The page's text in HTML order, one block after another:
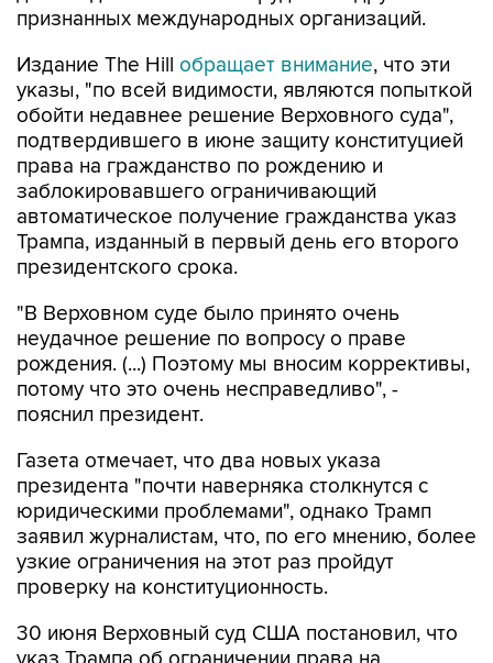
Издание The Hillобращает внимание, что эти
обойти недавнее решение Верховного суда",
подтвердившего в июне защиту конституцией
права на гражданство по рождению и
заблокировавшего ограничивающий
автоматическое получение гражданства указ
Трампа, изданный в первый день его второго
президентского срока.
"В Верховном суде было принято очень
рождения. (...) Поэтому мы вносим коррективы,
потому что это очень несправедливо", -
пояснил президент.
Газета отмечает, что два новых указа
юридическими проблемами", однако Трамп
заявил журналистам, что, по его мнению, более
узкие ограничения на этот раз пройдут
проверку на конституционность.
30 июня Верховный суд США постановил, что
автоматическое получение американского